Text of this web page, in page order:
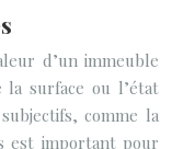
d’un immeuble
la surface ou l’état
comme la
est important pour